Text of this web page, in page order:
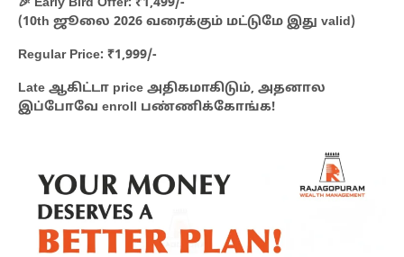
🎉 Early Bird Offer: ₹1,499/-
(10th ஜூலை 2026 வரைக்கும் மட்டுமே இது valid)
Regular Price: ₹1,999/-
Late ஆகிட்டா price அதிகமாகிடும், அதனால
இப்போவே enroll பண்ணிக்கோங்க!